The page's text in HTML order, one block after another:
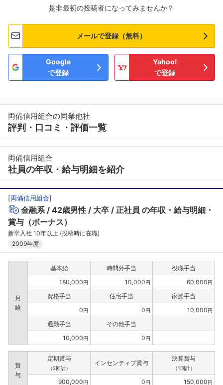
是非最初の投稿者になってみませんか？
メールで登録（無料）
Google
で登録
Yahoo!
で登録
両備信用組合の同業他社
評判・口コミ・評価一覧
両備信用組合
社員の年収・給与明細を紹介
[両備信用組合]
金融系 42歳男性 大卒 正社員 の年収・給与明細・
賞与（ボーナス）
新卒入社 10年以上 (投稿時に在職)
2009年度
月
給
基本給 時間外手当
役職手当
180,000円 10,000円 60,000円
資格手当 住宅手当
家族手当
0円 0円 10,000円
通勤手当
その他手当
10,000円 0円
賞
与
定期賞与
（2回計）
インセンティブ賞与
決算賞与
（1回計）
900,000円 0円 150,000円